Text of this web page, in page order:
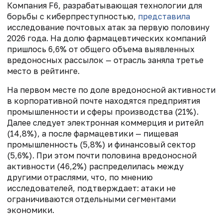
Компания F6, разрабатывающая технологии для
борьбы с киберпреступностью, представила
исследование почтовых атак за первую половину
2026 года. На долю фармацевтических компаний
пришлось 6,6% от общего объема выявленных
вредоносных рассылок — отрасль заняла третье
место в рейтинге.
На первом месте по доле вредоносной активности
в корпоративной почте находятся предприятия
промышленности и сферы производства (21%).
Далее следует электронная коммерция и ритейл
(14,8%), а после фармацевтики — пищевая
промышленность (5,8%) и финансовый сектор
(5,6%). При этом почти половина вредоносной
активности (46,2%) распределилась между
другими отраслями, что, по мнению
исследователей, подтверждает: атаки не
ограничиваются отдельными сегментами
экономики.